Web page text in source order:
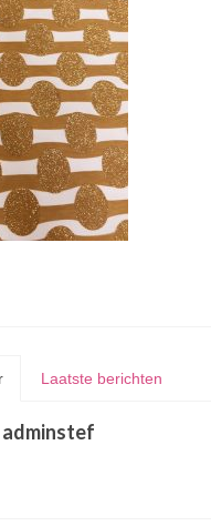
Laatste berichten
adminstef